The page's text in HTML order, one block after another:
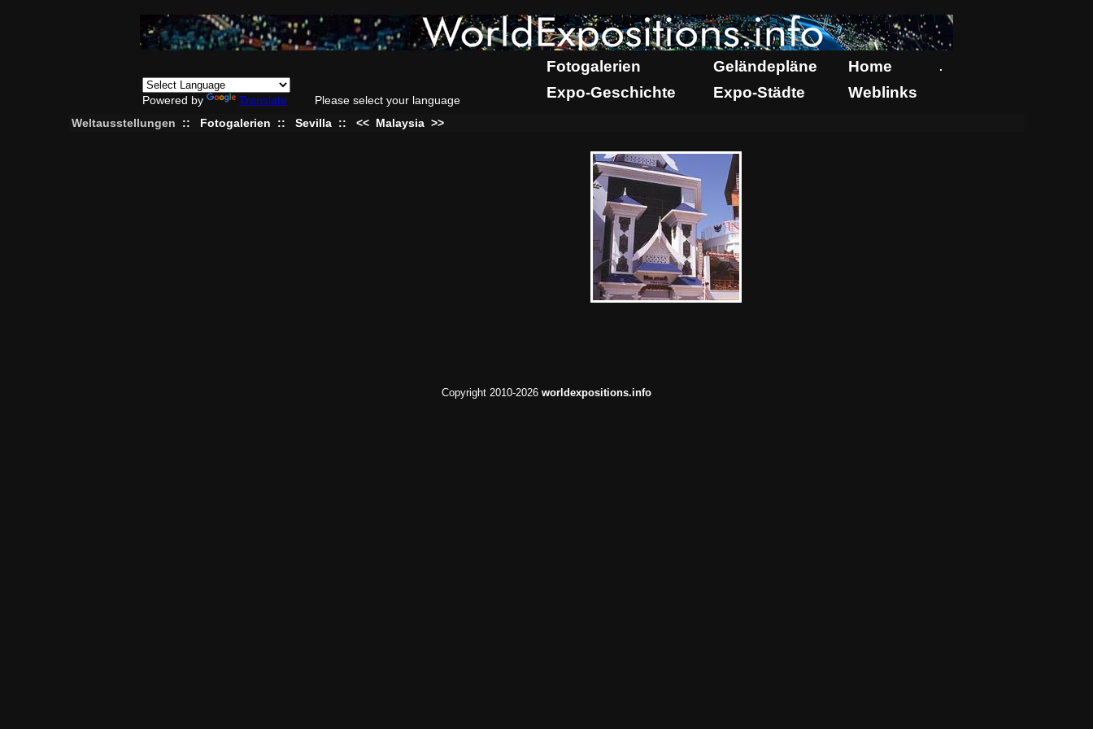
Powered by Translate Please select your language
Fotogalerien Geländepläne Home .
Expo-Geschichte Expo-Städte Weblinks
Weltausstellungen :: Fotogalerien :: Sevilla :: << Malaysia >>
Copyright 2010-2026 worldexpositions.info